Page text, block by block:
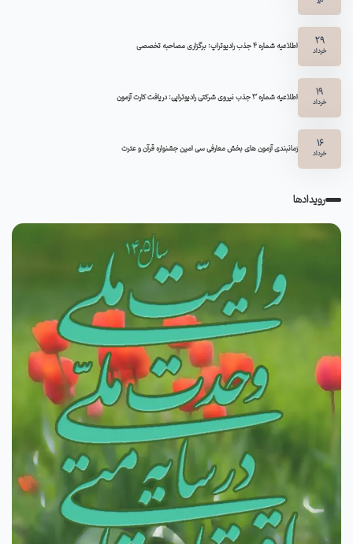
29
خرداد اطلاعیه شماره ۴ جذب رادیوتراپ: برگزاری مصاحبه تخصصی
19
خرداد اطلاعیه شماره 3 جذب نیروی شرکتی رادیوتراپی: دریافت کارت آزمون
16
خرداد زمانبندی آزمون های بخش معارفی سی امین جشنواره قرآن و عترت
رویدادها